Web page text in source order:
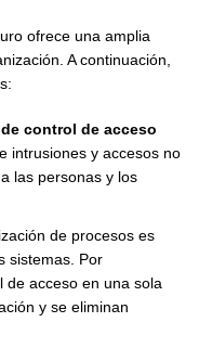
ofrece una amplia
A continuación,
control de acceso
intrusiones y accesos no
las personas y los
de procesos es
sistemas. Por
de acceso en una sola
y se eliminan